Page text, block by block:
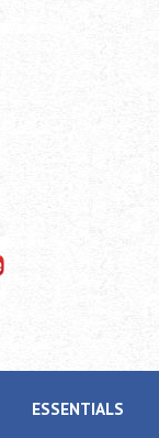
ESSENTIALS